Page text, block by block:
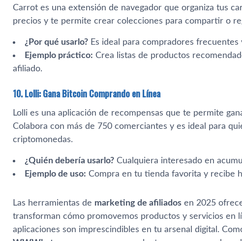
Carrot es una extensión de navegador que organiza tus
precios y te permite crear colecciones para compartir o
¿Por qué usarlo? Es ideal para compradores
Ejemplo práctico: Crea listas de productos
afiliado.
10. Lolli: Gana Bitcoin Comprando en Línea
Lolli es una aplicación de recompensas que te permite
Colabora con más de 750 comerciantes y es ideal para
criptomonedas.
¿Quién debería usarlo? Cualquiera interesado en
Ejemplo de uso: Compra en tu tienda favorita y recibe
Las herramientas de marketing de afiliados en 2025
transforman cómo promovemos productos y servicios en
aplicaciones son imprescindibles en tu arsenal digital.